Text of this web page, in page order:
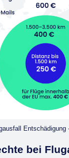
Entschädigung
bei